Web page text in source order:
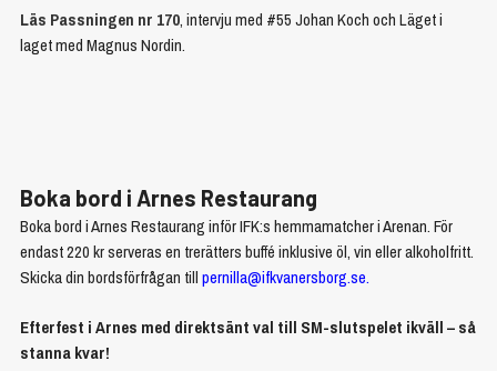
Läs Passningen nr 170, intervju med #55 Johan Koch och Läget i
laget med Magnus Nordin.
Boka bord i Arnes Restaurang
Boka bord i Arnes Restaurang inför IFK:s hemmamatcher i Arenan. För
endast 220 kr serveras en trerätters buffé inklusive öl, vin eller alkoholfritt.
Skicka din bordsförfrågan tillpernilla@ifkvanersborg.se.
Efterfest i Arnes med direktsänt val till SM-slutspelet ikväll – så
stanna kvar!